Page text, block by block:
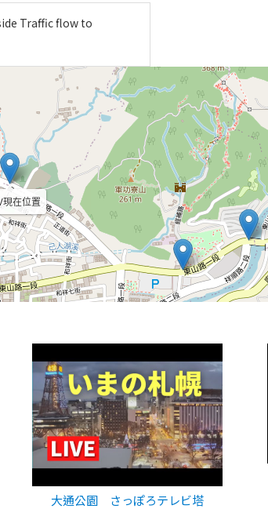
Traffic flow to
現在位置
大通公園 さっぽろテレビ塔